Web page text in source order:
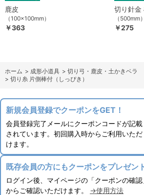
鹿皮
（100×100mm）
￥363
切り針金
（500mm）
￥275
ホーム > 成形小道具 > 切り弓・鹿皮・土かきベラ
> 切り糸 片側棒付（しっぴき）
新規会員登録でクーポンをGET！
会員登録完了メールにクーポンコードが記載
されています。初回購入時からご利用いただ
けます。
既存会員の方にもクーポンをプレゼン
ログイン後、マイページの「クーポンの確認
からご確認いただけます。 →使用方法